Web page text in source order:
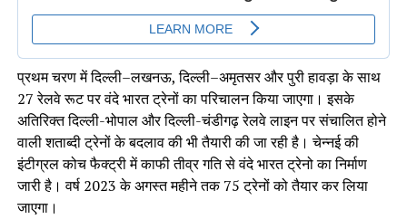
प्रथम चरण में दिल्ली–लखनऊ, दिल्ली–अमृतसर और पुरी हावड़ा के साथ
27 रेलवे रूट पर वंदे भारत ट्रेनों का परिचालन किया जाएगा। इसके
अतिरिक्त दिल्ली-भोपाल और दिल्ली-चंडीगढ़ रेलवे लाइन पर संचाल‍ित होने
वाली शताब्दी ट्रेनों के बदलाव की भी तैयारी की जा रही है। चेन्‍नई की
इंटीग्रल कोच फैक्‍ट्री में काफी तीव्र गति से वंदे भारत ट्रेनो का निर्माण
जारी है। वर्ष 2023 के अगस्त महीने तक 75 ट्रेनों को तैयार कर लिया
जाएगा।